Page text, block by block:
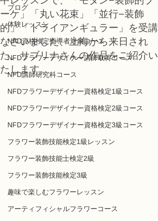
ブログ
体験レッスン
NFD資格検定指導者対象コース
NFDフラワーデザイナー講師取得コース
NFD講師研究科コース
NFDフラワーデザイナー資格検定1級コース
NFDフラワーデザイナー資格検定2級コース
NFDフラワーデザイナー資格検定3級コース
フラワー装飾技能検定1級レッスン
フラワー装飾技能士検定2級
フラワー装飾技能検定3級
趣味で楽しむフラワーレッスン
アーティフィシャルフラワーコース
ーケ」「丸い花束」「並行−装飾
的」「トライアンギュラー」を受講
なさいました、上海から来日され
た、サブリナさんの作品をご紹介い
たします。